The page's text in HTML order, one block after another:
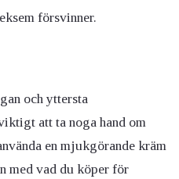
försvinner.
och yttersta
att ta noga hand om
en mjukgörande kräm
med vad du köper för